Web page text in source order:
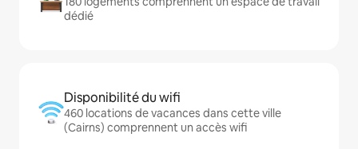
dédié
Disponibilité du wifi
460 locations de vacances dans cette ville
(Cairns) comprennent un accès wifi